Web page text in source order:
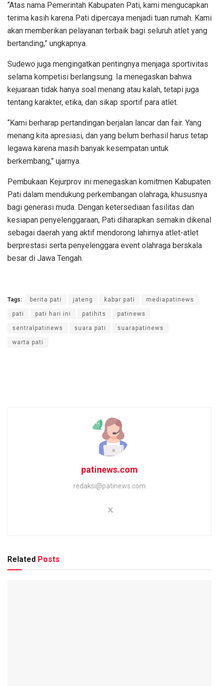
“Atas nama Pemerintah Kabupaten Pati, kami mengucapkan
terima kasih karena Pati dipercaya menjadi tuan rumah. Kami
akan memberikan pelayanan terbaik bagi seluruh atlet yang
bertanding,” ungkapnya.
Sudewo juga mengingatkan pentingnya menjaga sportivitas
selama kompetisi berlangsung. Ia menegaskan bahwa
kejuaraan tidak hanya soal menang atau kalah, tetapi juga
tentang karakter, etika, dan sikap sportif para atlet.
“Kami berharap pertandingan berjalan lancar dan fair. Yang
menang kita apresiasi, dan yang belum berhasil harus tetap
legawa karena masih banyak kesempatan untuk
berkembang,” ujarnya.
Pembukaan Kejurprov ini menegaskan komitmen Kabupaten
Pati dalam mendukung perkembangan olahraga, khususnya
bagi generasi muda. Dengan ketersediaan fasilitas dan
kesiapan penyelenggaraan, Pati diharapkan semakin dikenal
sebagai daerah yang aktif mendorong lahirnya atlet-atlet
berprestasi serta penyelenggara event olahraga berskala
besar di Jawa Tengah.
Tags: berita pati jateng kabar pati mediapatinews
pati pati hari ini patihits patinews
sentralpatinews suara pati suarapatinews
warta pati
patinews.com
redaksi@patinews.com
Related Posts